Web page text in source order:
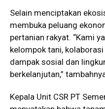
Selain menciptakan
membuka peluang
pertanian rakyat. “Kami
kelompok tani,
dampak sosial dan
berkelanjutan,”
Kepala Unit CSR PT